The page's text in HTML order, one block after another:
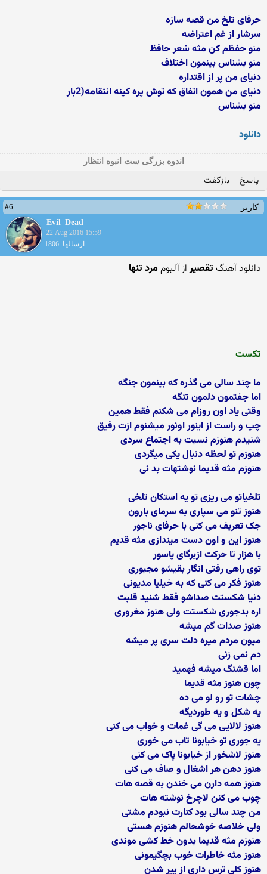
حرفای تلخ من قصه سازه
سرشار از غم اعتراضه
منو حفظم کن مثه شعر حافظ
منو بشناس بینمون اختلاف
دنیای من پر از اقتداره
دنیای من همون اتفاق که توش پره کینه انتقامه(2بار
منو بشناس
دانلود
اندوه بزرگی ست انبوه انتظار
پاسخ بازگفت
کاربر
#6
Evil_Dead
22 Aug 2016 15:59
ارسالها: 1806
دانلود آهنگ تقصیراز آلبوم مرد تنها
تکست
ما چند سالی می گذره که بینمون جنگه
اما جفتمون دلمون تنگه
وقتی یاد اون روزام می شکنم فقط همین
چپ و راست از اینور اونور میشنوم ازت رفیق
شنیدم هنوزم نسبت به اجتماع سردی
هنوزم تو لحظه دنبال یکی میگردی
هنوزم مثه قدیما نوشتهات بد نی
تلخیاتو می ریزی تو یه استکان تلخی
هنوز تنو می سپاری به سرمای بارون
جک تعریف می کنی با حرفای ناجور
هنوز این و اون دست میندازی مثه قدیم
با هزار تا حرکت ازبرگای پاسور
توی راهی رفتی انگار بقیشو مجبوری
هنوز فکر می کنی که به خیلیا مدیونی
دنیا شکستت صداشو فقط شنید قلبت
اره بدجوری شکستت ولی هنوز مغروری
هنوز صدات گم میشه
میون مردم میره دلت سری پر میشه
دم نمی زنی
اما قشنگ میشه فهمید
چون هنوز مثه قدیما
چشات تو رو لو می ده
یه شکل و یه طوردیگه
هنوز لالایی می گی غمات و خواب می کنی
یه جوری تو خیابونا تاب می خوری
هنوز لاشخور از خیابونا پاک می کنی
هنوز دهن هر اشغال و صاف می کنی
هنوز همه دارن می خندن به قصه هات
چوب می کنن لاچرخ نوشته هات
من چند سالی بود کنارت نبودم مشتی
ولی خلاصه خوشحالم هنوزم هستی
هنوزم مثه قدیما بدون خط کشی موندی
هنوز مثه خاطرات خوب بچگیمونی
هنوز کلی ترس داری از پیر شدن